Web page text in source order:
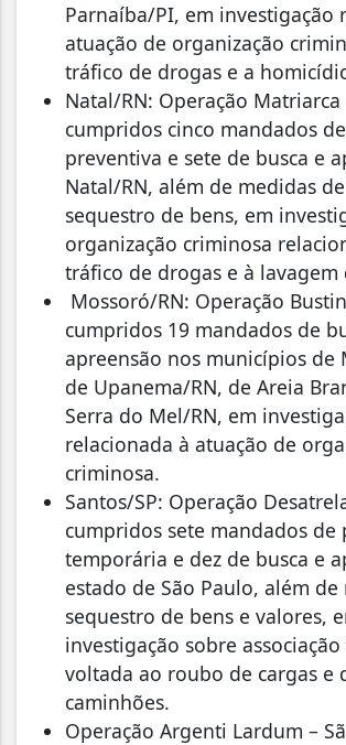
Parnaíba/PI, em investigação
atuação de organização
tráfico de drogas e a
Natal/RN: Operação Matriarca
cumpridos cinco mandados
preventiva e sete de busca e
Natal/RN, além de medidas
sequestro de bens, em
organização criminosa
tráfico de drogas e à
Mossoró/RN: Operação
cumpridos 19 mandados de
apreensão nos municípios de
de Upanema/RN, de Areia
Serra do Mel/RN, em
relacionada à atuação de
criminosa.
Santos/SP: Operação
cumpridos sete mandados de
temporária e dez de busca e
estado de São Paulo, além de
sequestro de bens e valores,
investigação sobre
voltada ao roubo de cargas e
caminhões.
Operação Argenti Lardum –